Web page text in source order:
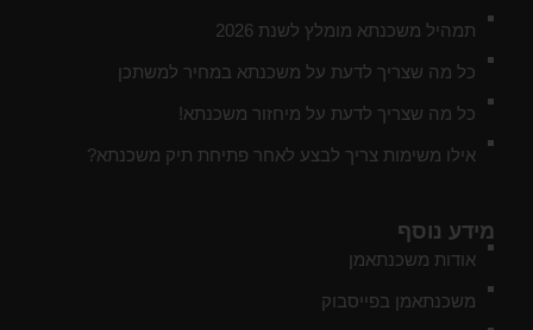
תמהיל משכנתא מומלץ לשנת 2026
כל מה שצריך לדעת על משכנתא במחיר למשתכן
כל מה שצריך לדעת על מיחזור משכנתא!
אילו משימות צריך לבצע לאחר פתיחת תיק משכנתא?
מידע נוסף
אודות משכנתאמן
משכנתאמן בפייסבוק